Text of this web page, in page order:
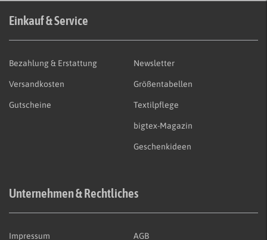
Einkauf & Service
Bezahlung & Erstattung
Versandkosten
Gutscheine
Newsletter
Größentabellen
Textilpflege
bigtex-Magazin
Geschenkideen
Unternehmen & Rechtliches
Impressum AGB